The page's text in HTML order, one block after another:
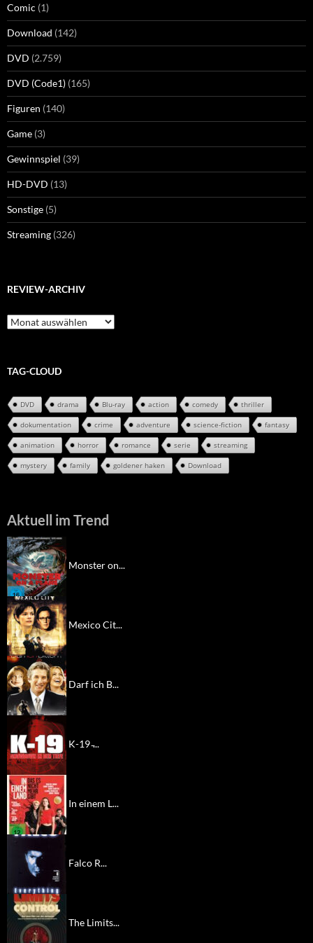
Comic (1)
Download (142)
DVD (2.759)
DVD (Code1) (165)
Figuren (140)
Game (3)
Gewinnspiel (39)
HD-DVD (13)
Sonstige (5)
Streaming (326)
REVIEW-ARCHIV
Review-
Archiv
TAG-CLOUD
DVD drama Blu-ray action comedy thriller
dokumentation crime adventure science-fiction fantasy
animation horror romance serie streaming
mystery family goldener haken Download
Aktuell im Trend
Monster on...
Mexico Cit...
Darf ich B...
K-19 ̵...
In einem L...
Falco R...
The Limits...